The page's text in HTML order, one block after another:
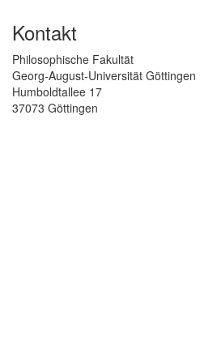
Kontakt
Philosophische Fakultät
Georg-August-Universität Göttingen
Humboldtallee 17
37073 Göttingen